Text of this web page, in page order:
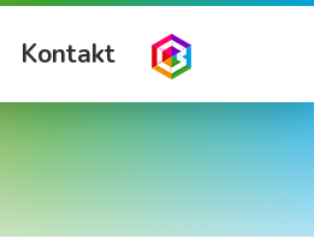
Kontakt